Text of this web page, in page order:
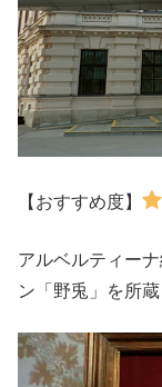
【おすすめ度】
アルベルティー
ン「野兎」を所